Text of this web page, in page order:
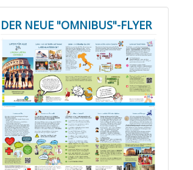
DER NEUE "OMNIBUS"-FLYER